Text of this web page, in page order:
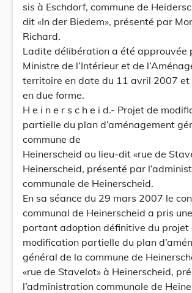
sis à Eschdorf, commune de
dit «In der Biedem», présenté par
Richard.
Ladite délibération a été approuvée
Ministre de l’Intérieur et de
territoire en date du 11 avril 2007 et
en due forme.
H e i n e r s c h e i d.- Projet de
partielle du plan d’aménagement
commune de
Heinerscheid au lieu-dit «rue de
Heinerscheid, présenté par
communale de Heinerscheid.
En sa séance du 29 mars 2007 le
communal de Heinerscheid a pris
portant adoption définitive du projet
modification partielle du plan
général de la commune de
«rue de Stavelot» à Heinerscheid,
l’administration communale de